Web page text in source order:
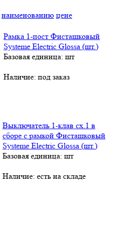
наименованию цене
Рамка 1-пост Фисташковый
Systeme Electric Glossa (шт.)
Базовая единица: шт
Наличие: под заказ
Выключатель 1-клав сх.1 в
сборе с рамкой Фисташковый
Systeme Electric Glossa (шт.)
Базовая единица: шт
Наличие: есть на складе